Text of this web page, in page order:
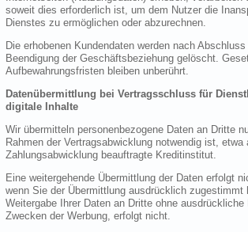
soweit dies erforderlich ist, um dem Nutzer die
Dienstes zu ermöglichen oder abzurechnen.
Die erhobenen Kundendaten werden nach
Beendigung der Geschäftsbeziehung gelöscht.
Aufbewahrungsfristen bleiben unberührt.
Datenübermittlung bei Vertragsschluss für
digitale Inhalte
Wir übermitteln personenbezogene Daten an Dritte
Rahmen der Vertragsabwicklung notwendig ist, etwa
Zahlungsabwicklung beauftragte Kreditinstitut.
Eine weitergehende Übermittlung der Daten erfolgt
wenn Sie der Übermittlung ausdrücklich zugestimmt
Weitergabe Ihrer Daten an Dritte ohne
Zwecken der Werbung, erfolgt nicht.